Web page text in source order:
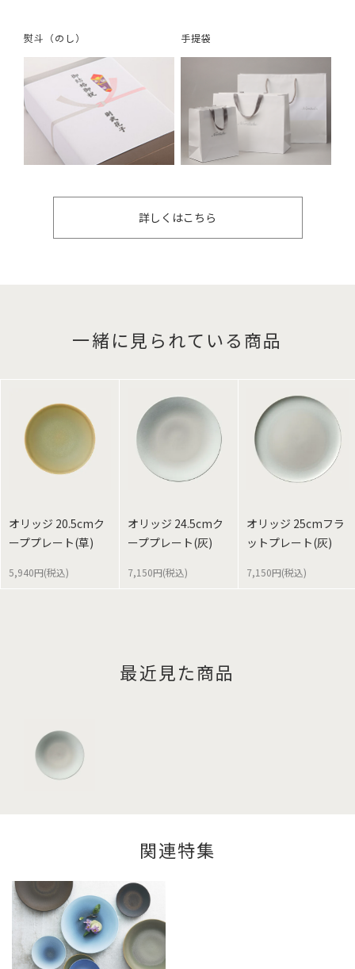
熨斗（のし） 手提袋
詳しくはこちら
一緒に見られている商品
オリッジ 20.5cmク
ーププレート(草)
5,940円(税込)
オリッジ 24.5cmク
ーププレート(灰)
7,150円(税込)
オリッジ 25cmフラ
ットプレート(灰)
7,150円(税込)
最近見た商品
関連特集